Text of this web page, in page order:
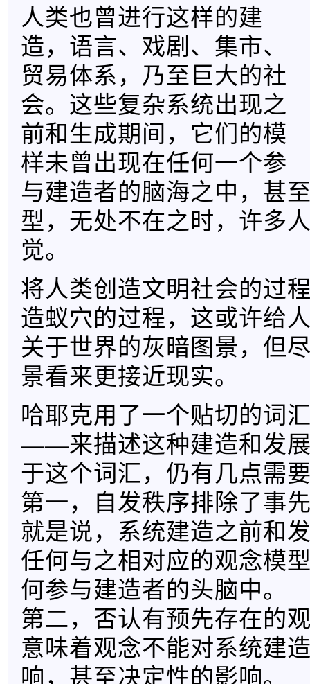
人类也曾进行这样的建
造，语言、戏剧、集市、
贸易体系，乃至巨大的社
会。这些复杂系统出现之
前和生成期间，它们的模
样未曾出现在任何一个参
与建造者的脑海之中，甚
型，无处不在之时，许多
觉。
将人类创造文明社会的过
造蚁穴的过程，这或许给
关于世界的灰暗图景，但
景看来更接近现实。
哈耶克用了一个贴切的
——来描述这种建造和发
于这个词汇，仍有几点需
第一，自发秩序排除了事
就是说，系统建造之前和
任何与之相对应的观念模
何参与建造者的头脑中。
第二，否认有预先存在的
意味着观念不能对系统建
响，甚至决定性的影响。